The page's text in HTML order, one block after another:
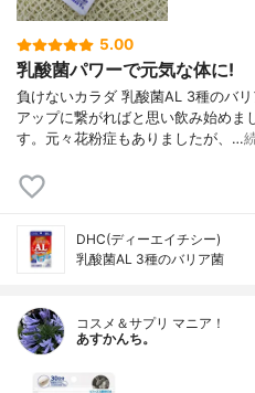
5.00
乳酸菌パワーで元気な体に!
負けないカラダ 乳酸菌AL 3種のバ
アップに繋がればと思い飲み始めま
す。元々花粉症もありましたが、…
DHC(ディーエイチシー)
乳酸菌AL 3種のバリア菌
コスメ＆サプリ マニア！
あすかんち。